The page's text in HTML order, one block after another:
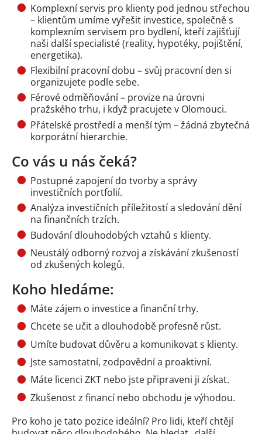
Komplexní servis pro klienty pod jednou střechou
– klientům umíme vyřešit investice, společně s
komplexním servisem pro bydlení, kteří zajišťují
naši další specialisté (reality, hypotéky, pojištění,
energetika).
Flexibilní pracovní dobu – svůj pracovní den si
organizujete podle sebe.
Férové odměňování – provize na úrovni
pražského trhu, i když pracujete v Olomouci.
Přátelské prostředí a menší tým – žádná zbytečná
korporátní hierarchie.
Co vás u nás čeká?
Postupné zapojení do tvorby a správy
investičních portfolií.
Analýza investičních příležitostí a sledování dění
na finančních trzích.
Budování dlouhodobých vztahů s klienty.
Neustálý odborný rozvoj a získávání zkušeností
od zkušených kolegů.
Koho hledáme:
Máte zájem o investice a finanční trhy.
Chcete se učit a dlouhodobě profesně růst.
Umíte budovat důvěru a komunikovat s klienty.
Jste samostatní, zodpovědní a proaktivní.
Máte licenci ZKT nebo jste připraveni ji získat.
Zkušenost z financí nebo obchodu je výhodou.
Pro koho je tato pozice ideální? Pro lidi, kteří chtějí